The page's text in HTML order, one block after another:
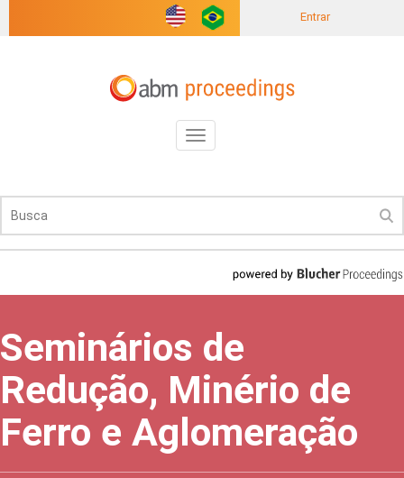
Entrar
Toggle
navigation
Seminários de
Redução, Minério de
Ferro e Aglomeração